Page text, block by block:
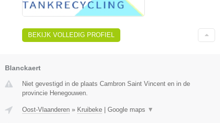
BEKIJK VOLLEDIG PROFIEL
Blanckaert
Niet gevestigd in de plaats Cambron Saint Vincent en in de
provincie Henegouwen.
Oost-Vlaanderen » Kruibeke Google maps ▼